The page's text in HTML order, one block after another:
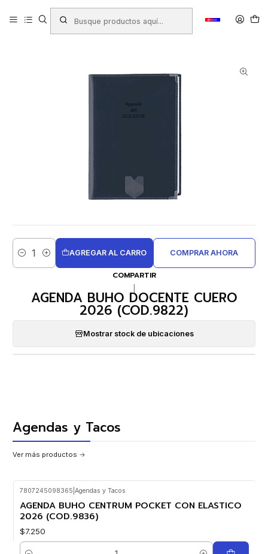
Productos LIBRERIA Libretas - Blocks - Agendas
Agendas y Tacos
AGENDA BUHO DOCENTE CUERO 2026 (COD.9822)
Cantidad
AGREGAR AL CARRO COMPRAR AHORA
COMPARTIR
AGENDA BUHO DOCENTE CUERO
2026 (COD.9822)
Mostrar stock de ubicaciones
Agendas y Tacos
Ver más productos
7807245098365 Agendas y Tacos
AGENDA BUHO CENTRUM POCKET CON ELASTICO
2026 (COD.9836)
$7.250